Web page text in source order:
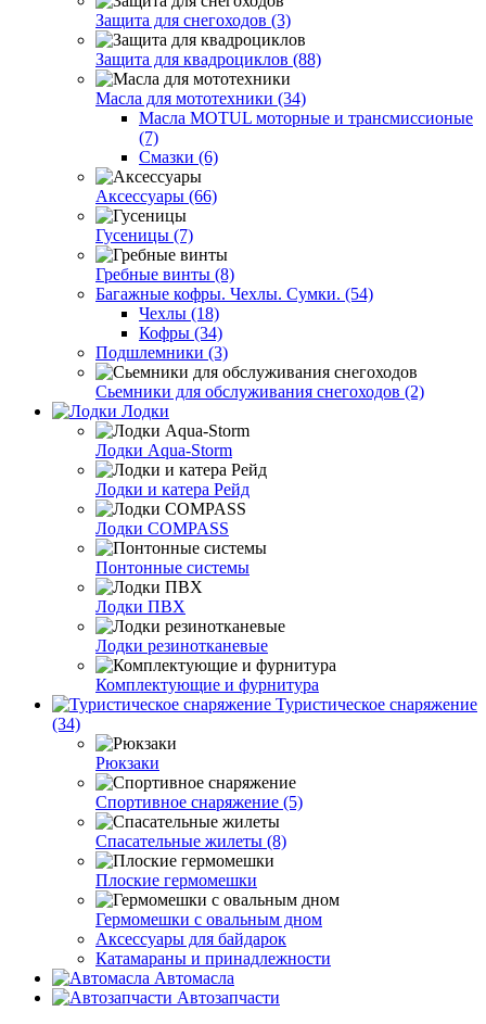
Защита для снегоходов (3)
Защита для квадроциклов (88)
Масла для мототехники (34)
Масла MOTUL моторные и трансмиссионые
(7)
Смазки (6)
Аксессуары (66)
Гусеницы (7)
Гребные винты (8)
Багажные кофры. Чехлы. Сумки. (54)
Чехлы (18)
Кофры (34)
Подшлемники (3)
Сьемники для обслуживания снегоходов (2)
Лодки
Лодки Aqua-Storm
Лодки и катера Рейд
Лодки COMPASS
Понтонные системы
Лодки ПВХ
Лодки резинотканевые
Комплектующие и фурнитура
Туристическое снаряжение
(34)
Рюкзаки
Спортивное снаряжение (5)
Спасательные жилеты (8)
Плоские гермомешки
Гермомешки с овальным дном
Аксессуары для байдарок
Катамараны и принадлежности
Автомасла
Автозапчасти